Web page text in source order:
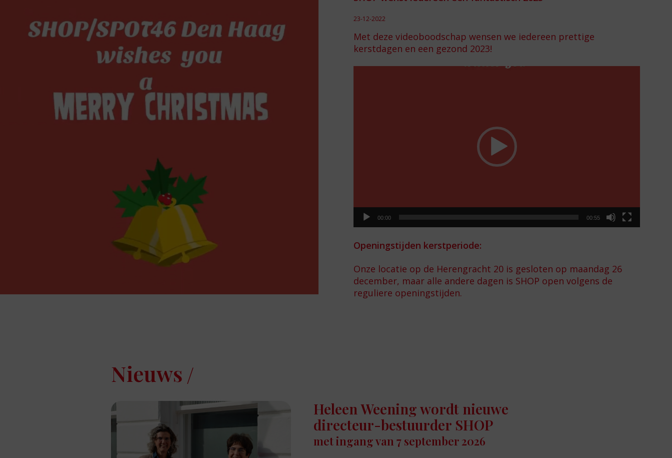
23-12-2022
Met deze videoboodschap wensen we iedereen prettige
kerstdagen en een gezond 2023!
00:00 00:55
Openingstijden kerstperiode:
Onze locatie op de Herengracht 20 is gesloten op maandag 26
december, maar alle andere dagen is SHOP open volgens de
reguliere openingstijden.
Nieuws
Heleen Weening wordt nieuwe
directeur-bestuurder SHOP
met ingang van 7 september 2026